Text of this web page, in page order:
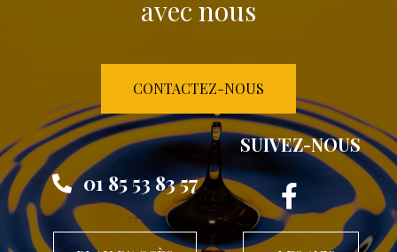
avec nous
CONTACTEZ-NOUS
01 85 53 83 57
SUIVEZ-NOUS